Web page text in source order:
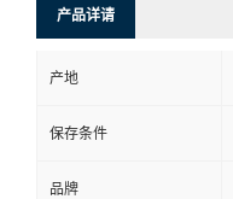
产品详请
产地
保存条件
品牌